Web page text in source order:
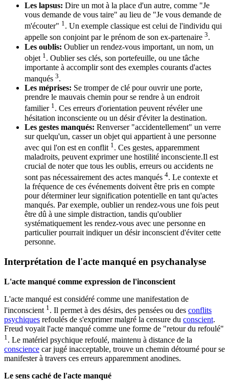
Les lapsus: Dire un mot à la place d'un autre, comme "Je
vous demande de vous taire" au lieu de "Je vous demande de
m'écouter" 1 . Un exemple classique est celui de l'individu qui
appelle son conjoint par le prénom de son ex-partenaire 3.
Les oublis: Oublier un rendez-vous important, un nom, un
objet 1 . Oublier ses clés, son portefeuille, ou une tâche
importante à accomplir sont des exemples courants d'actes
manqués 3.
Les méprises: Se tromper de clé pour ouvrir une porte,
prendre le mauvais chemin pour se rendre à un endroit
familier 1. Ces erreurs d'orientation peuvent révéler une
hésitation inconsciente ou un désir d'éviter la destination.
Les gestes manqués: Renverser "accidentellement" un verre
sur quelqu'un, casser un objet qui appartient à une personne
avec qui l'on est en conflit 1 . Ces gestes, apparemment
maladroits, peuvent exprimer une hostilité inconsciente.Il est
crucial de noter que tous les oublis, erreurs ou accidents ne
sont pas nécessairement des actes manqués 4. Le contexte et
la fréquence de ces événements doivent être pris en compte
pour déterminer leur signification potentielle en tant qu'actes
manqués. Par exemple, oublier un rendez-vous une fois peut
être dû à une simple distraction, tandis qu'oublier
systématiquement les rendez-vous avec une personne en
particulier pourrait indiquer un désir inconscient d'éviter cette
personne.
Interprétation de l'acte manqué en psychanalyse
L'acte manqué comme expression de l'inconscient
L'acte manqué est considéré comme une manifestation de
l'inconscient 1 . Il permet à des désirs, des pensées ou des conflits
psychiques refoulés de s'exprimer malgré la censure du conscient.
Freud voyait l'acte manqué comme une forme de "retour du refoulé"
1. Le matériel psychique refoulé, maintenu à distance de la
conscience car jugé inacceptable, trouve un chemin détourné pour se
manifester à travers ces erreurs apparemment anodines.
Le sens caché de l'acte manqué